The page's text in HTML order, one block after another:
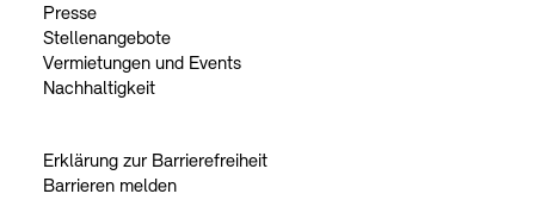
Presse
Stellenangebote
Vermietungen und Events
Nachhaltigkeit
Erklärung zur Barrierefreiheit
Barrieren melden